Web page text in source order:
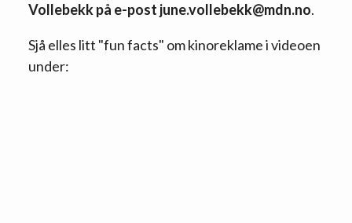
Vollebekk på e-post june.vollebekk@mdn.no.
Sjå elles litt "fun facts" om kinoreklame i videoen
under: